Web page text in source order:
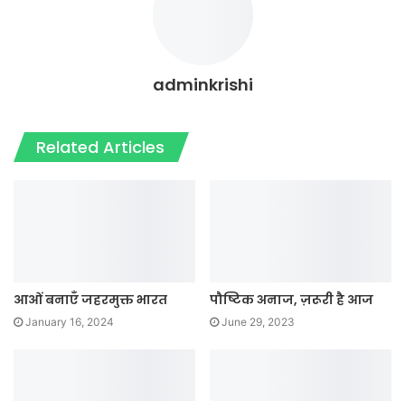
adminkrishi
Related Articles
आओं बनाएँ जहरमुक्त भारत
January 16, 2024
पौष्टिक अनाज, ज़रूरी है आज
June 29, 2023